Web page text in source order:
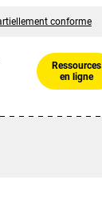
conforme
Ressources
en ligne